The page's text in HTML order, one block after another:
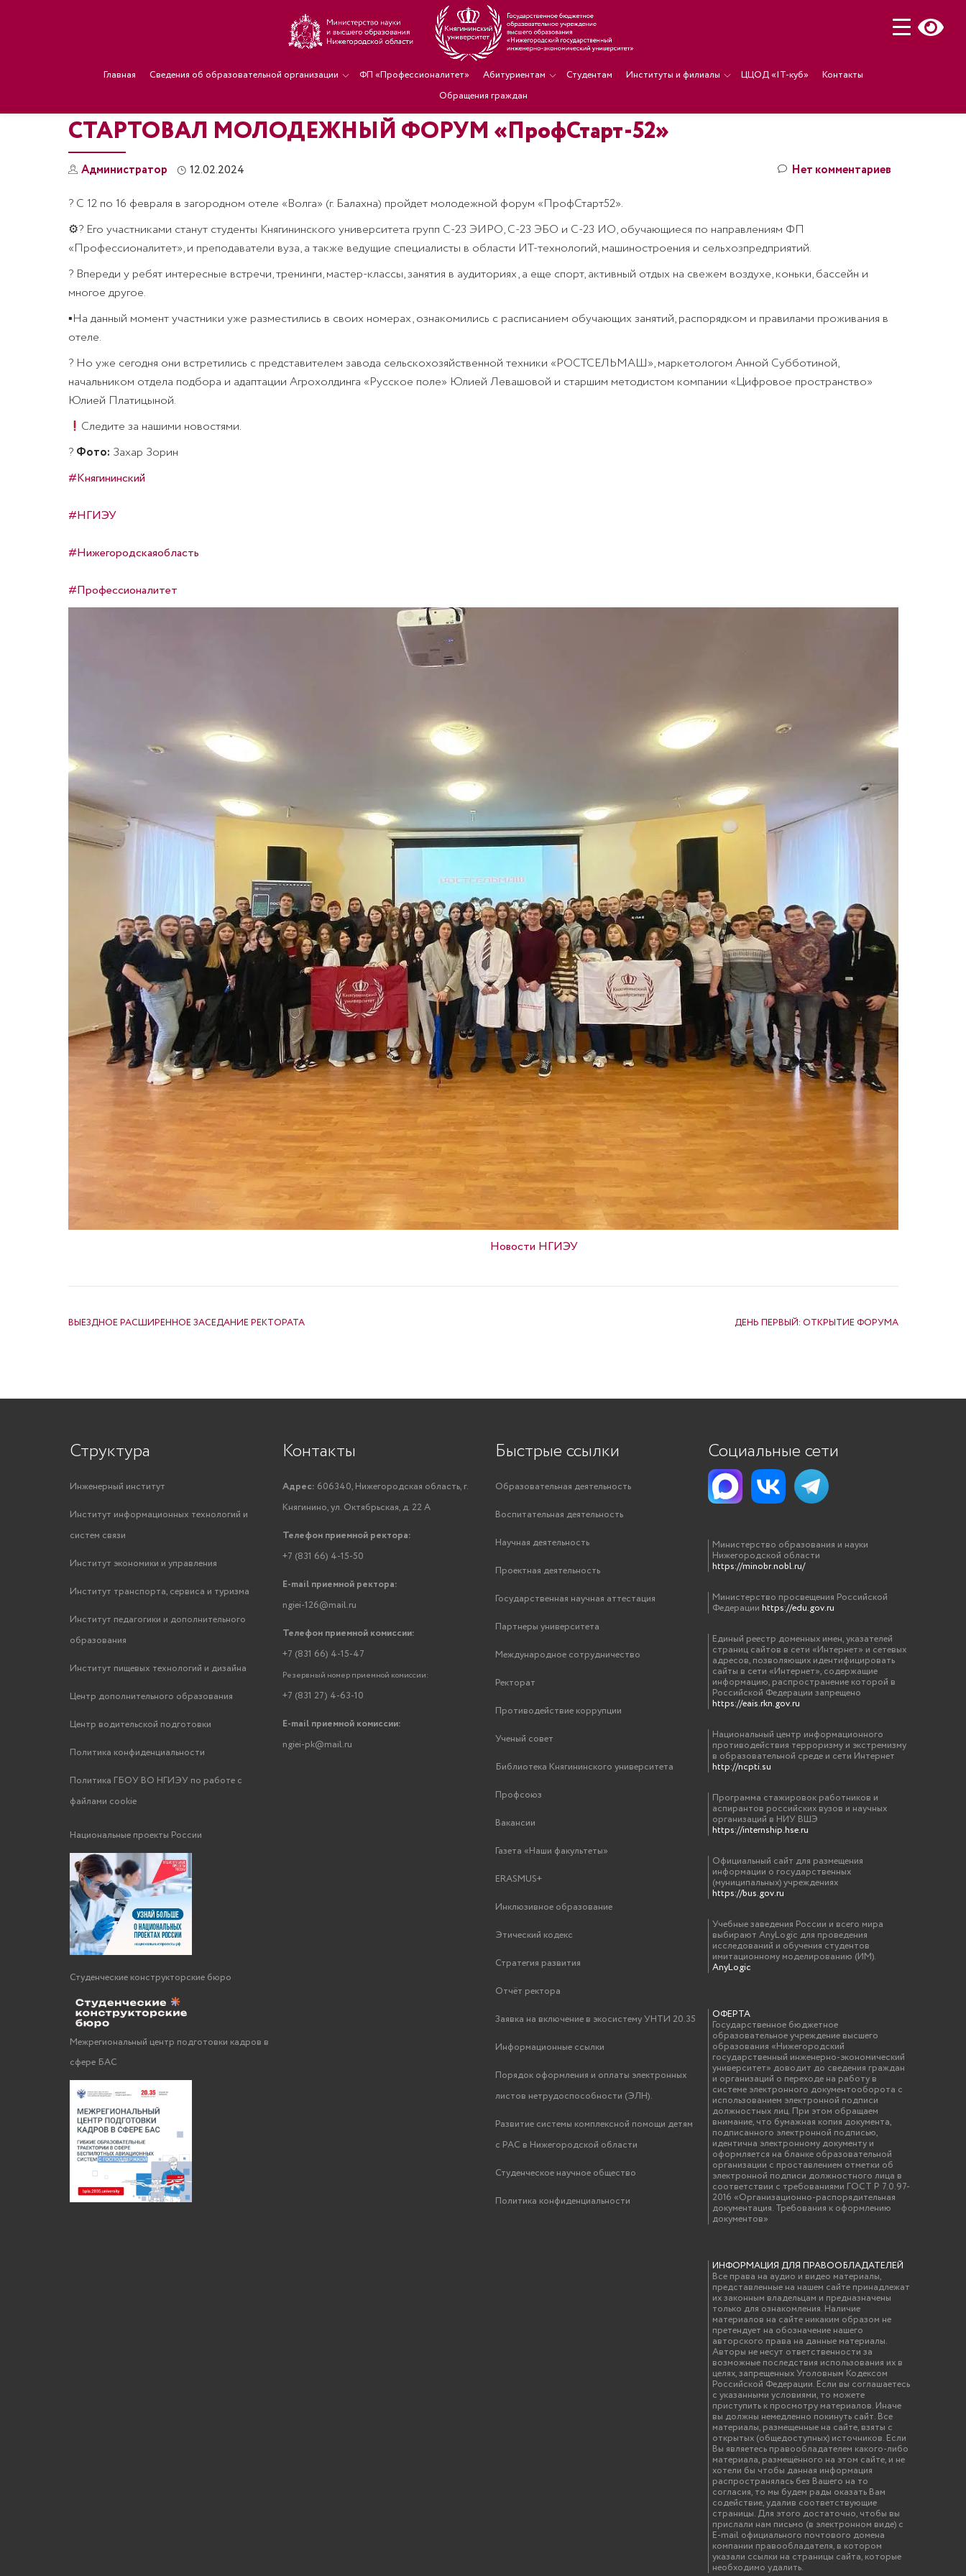
Главная Сведения об образовательной организации ФП «Профессионалитет» Абитуриентам Студентам Институты и филиалы ЦЦОД «IT-куб»
Контакты
Обращения граждан
СТАРТОВАЛ МОЛОДЕЖНЫЙ ФОРУМ «ПрофСтарт-52»
Администратор 12.02.2024 Нет комментариев
? С 12 по 16 февраля в загородном отеле «Волга» (г. Балахна) пройдет молодежной форум «ПрофСтарт52».
⚙? Его участниками станут студенты Княгининского университета групп С-23 ЭИРО, С-23 ЭБО и С-23 ИО, обучающиеся по направлениям ФП
«Профессионалитет», и преподаватели вуза, а также ведущие специалисты в области ИТ-технологий, машиностроения и сельхозпредприятий.
? Впереди у ребят интересные встречи, тренинги, мастер-классы, занятия в аудиториях, а еще спорт, активный отдых на свежем воздухе, коньки, бассейн и
многое другое.
▪На данный момент участники уже разместились в своих номерах, ознакомились с расписанием обучающих занятий, распорядком и правилами проживания в
отеле.
? Но уже сегодня они встретились с представителем завода сельскохозяйственной техники «РОСТСЕЛЬМАШ», маркетологом Анной Субботиной,
начальником отдела подбора и адаптации Агрохолдинга «Русское поле» Юлией Левашовой и старшим методистом компании «Цифровое пространство»
Юлией Платицыной.
Следите за нашими новостями.
? Фото: Захар Зорин
#Княгининский
#НГИЭУ
#Нижегородскаяобласть
#Профессионалитет
Новости НГИЭУ
ВЫЕЗДНОЕ РАСШИРЕННОЕ ЗАСЕДАНИЕ РЕКТОРАТА ДЕНЬ ПЕРВЫЙ: ОТКРЫТИЕ ФОРУМА
Структура
Инженерный институт
Институт информационных технологий и
систем связи
Институт экономики и управления
Институт транспорта, сервиса и туризма
Институт педагогики и дополнительного
образования
Институт пищевых технологий и дизайна
Центр дополнительного образования
Центр водительской подготовки
Политика конфиденциальности
Политика ГБОУ ВО НГИЭУ по работе с
файлами cookie
Национальные проекты России
Студенческие конструкторские бюро
Межрегиональный центр подготовки кадров в
сфере БАС
Контакты
Адрес: 606340, Нижегородская область, г.
Княгинино, ул. Октябрьская, д. 22 А
Телефон приемной ректора:
+7 (831 66) 4-15-50
E-mail приемной ректора:
ngiei-126@mail.ru
Телефон приемной комиссии:
+7 (831 66) 4-15-47
Резервный номер приемной комиссии:
+7 (831 27) 4-63-10
E-mail приемной комиссии:
ngiei-pk@mail.ru
Быстрые ссылки
Образовательная деятельность
Воспитательная деятельность
Научная деятельность
Проектная деятельность
Государственная научная аттестация
Партнеры университета
Международное сотрудничество
Ректорат
Противодействие коррупции
Ученый совет
Библиотека Княгининского университета
Профсоюз
Вакансии
Газета «Наши факультеты»
ERASMUS+
Инклюзивное образование
Этический кодекс
Стратегия развития
Отчёт ректора
Заявка на включение в экосистему УНТИ 20.35
Информационные ссылки
Порядок оформления и оплаты электронных
листов нетрудоспособности (ЭЛН).
Развитие системы комплексной помощи детям
с РАС в Нижегородской области
Студенческое научное общество
Политика конфиденциальности
Социальные сети
Министерство образования и науки
Нижегородской области
https://minobr.nobl.ru/
Министерство просвещения Российской
Федерации https://edu.gov.ru
Единый реестр доменных имен, указателей
страниц сайтов в сети «Интернет» и сетевых
адресов, позволяющих идентифицировать
сайты в сети «Интернет», содержащие
информацию, распространение которой в
Российской Федерации запрещено
https://eais.rkn.gov.ru
Национальный центр информационного
противодействия терроризму и экстремизму
в образовательной среде и сети Интернет
http://ncpti.su
Программа стажировок работников и
аспирантов российских вузов и научных
организаций в НИУ ВШЭ
https://internship.hse.ru
Официальный сайт для размещения
информации о государственных
(муниципальных) учреждениях
https://bus.gov.ru
Учебные заведения России и всего мира
выбирают AnyLogic для проведения
исследований и обучения студентов
имитационному моделированию (ИМ).
AnyLogic
ОФЕРТА
Государственное бюджетное
образовательное учреждение высшего
образования «Нижегородский
государственный инженерно-экономический
университет» доводит до сведения граждан
и организаций о переходе на работу в
системе электронного документооборота с
использованием электронной подписи
должностных лиц. При этом обращаем
внимание, что бумажная копия документа,
подписанного электронной подписью,
идентична электронному документу и
оформляется на бланке образовательной
организации с проставлением отметки об
электронной подписи должностного лица в
соответствии с требованиями ГОСТ Р 7.0.97-
2016 «Организационно-распорядительная
документация. Требования к оформлению
документов»
ИНФОРМАЦИЯ ДЛЯ ПРАВООБЛАДАТЕЛЕЙ
Все права на аудио и видео материалы,
представленные на нашем сайте принадлежат
их законным владельцам и предназначены
только для ознакомления. Наличие
материалов на сайте никаким образом не
претендует на обозначение нашего
авторского права на данные материалы.
Авторы не несут ответственности за
возможные последствия использования их в
целях, запрещенных Уголовным Кодексом
Российской Федерации. Если вы соглашаетесь
с указанными условиями, то можете
приступить к просмотру материалов. Иначе
вы должны немедленно покинуть сайт. Все
материалы, размещенные на сайте, взяты с
открытых (общедоступных) источников. Если
Вы являетесь правообладателем какого-либо
материала, размещённого на этом сайте, и не
хотели бы чтобы данная информация
распространялась без Вашего на то
согласия, то мы будем рады оказать Вам
содействие, удалив соответствующие
страницы. Для этого достаточно, чтобы вы
прислали нам письмо (в электронном виде) с
E-mail официального почтового домена
компании правообладателя, в котором
указали ссылки на страницы сайта, которые
необходимо удалить.